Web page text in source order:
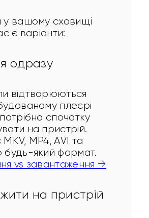
у вашому сховищі
є варіанти:
одразу
відтворюються
плеєрі
спочатку
на пристрій.
MP4, AVI та
будь-який формат.
vs завантаження →
на пристрій